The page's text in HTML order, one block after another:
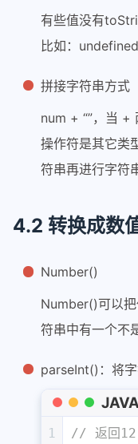
有些值没有
比如：
拼接字符串方式
num + “”，当 +
操作符是其它类
符串再进行字符
4.2 转换成数
Number()
Number()可以
符串中有一个不
parseInt()：将
1
// 返回12